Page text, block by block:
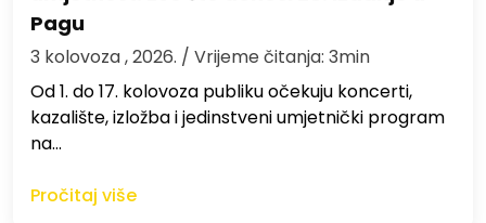
Pagu
3 kolovoza , 2026. / Vrijeme čitanja: 3min
Od 1. do 17. kolovoza publiku očekuju koncerti,
kazalište, izložba i jedinstveni umjetnički program
na…
Pročitaj više